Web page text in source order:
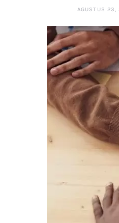
AGUSTUS 23,